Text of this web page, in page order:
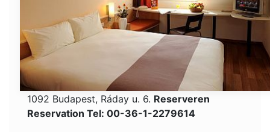
1092 Budapest, Ráday u. 6. Reserveren
Reservation Tel: 00-36-1-2279614